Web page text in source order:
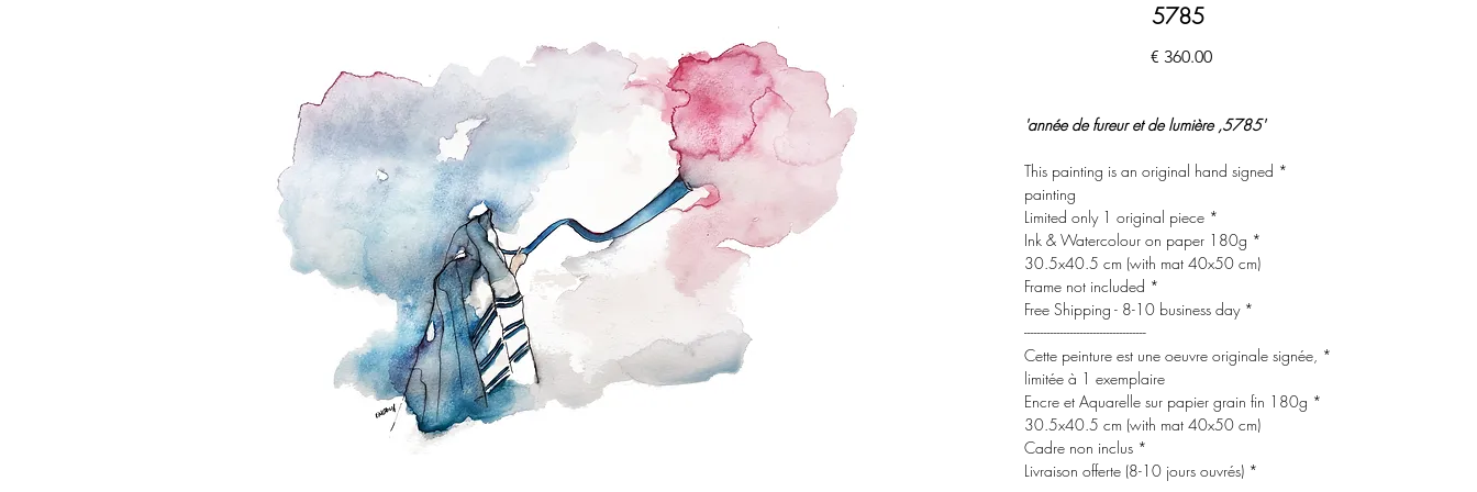
5785
‏360.00 € السعر
'5785, année de fureur et de lumière'
* This painting is an original hand signed
painting
* Limited only 1 original piece
* Ink & Watercolour on paper 180g
30.5x40.5 cm (with mat 40x50 cm)
* Frame not included
* Free Shipping - 8-10 business day
-------------------------------------
* Cette peinture est une oeuvre originale signée,
limitée à 1 exemplaire
* Encre et Aquarelle sur papier grain fin 180g
30.5x40.5 cm (with mat 40x50 cm)
* Cadre non inclus
* Livraison offerte (8-10 jours ouvrés)